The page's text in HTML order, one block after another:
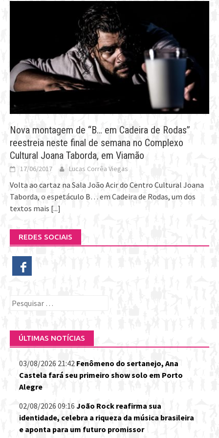
Nova montagem de “B… em Cadeira de Rodas”
reestreia neste final de semana no Complexo
Cultural Joana Taborda, em Viamão
17/06/2017 Lucas Corrêa Viegas
Volta ao cartaz na Sala João Acir do Centro Cultural Joana
Taborda, o espetáculo B… em Cadeira de Rodas, um dos
textos mais [...]
REDES SOCIAIS
Pesquisar
ÚLTIMAS NOTÍCIAS
03/08/2026 21:42 Fenômeno do sertanejo, Ana
Castela fará seu primeiro show solo em Porto
Alegre
02/08/2026 09:16 João Rock reafirma sua
identidade, celebra a riqueza da música brasileira
e aponta para um futuro promissor